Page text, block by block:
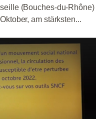
(Bouches-du-Rhône)
am stärksten...